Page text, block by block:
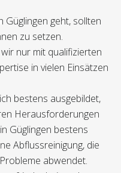
Güglingen geht, sollten
zu setzen.
nur mit qualifizierten
in vielen Einsätzen
bestens ausgebildet,
Herausforderungen
Güglingen bestens
Abflussreinigung, die
abwendet.